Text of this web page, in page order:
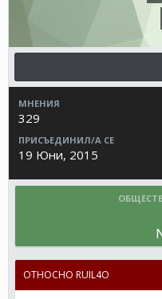
МНЕНИЯ
329
ПРИСЪЕДИНИЛ/А СЕ
19 Юни, 2015
ОТНОСНО RUIL4O